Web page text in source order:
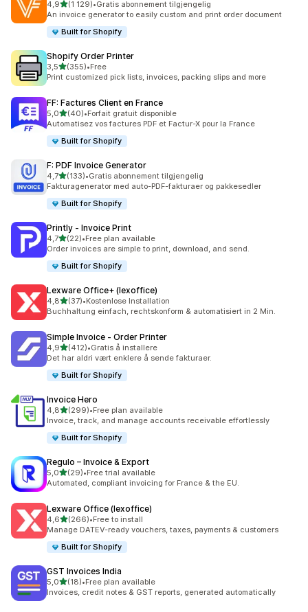
4,9av 5 stjerner
(1 129)
Totalt 1129 omtaler
•Gratis abonnement tilgjengelig
An invoice generator to easily custom and print order document
Built for Shopify
Shopify Order Printer
3,5av 5 stjerner
(355)
Totalt 355 omtaler
•Free
Print customized pick lists, invoices, packing slips and more
FF: Factures Client en France
5,0av 5 stjerner
(40)
Totalt 40 omtaler
•Forfait gratuit disponible
Automatisez vos factures PDF et Factur-X pour la France
Built for Shopify
F: PDF Invoice Generator
4,7av 5 stjerner
(133)
Totalt 133 omtaler
•Gratis abonnement tilgjengelig
Fakturagenerator med auto-PDF-fakturaer og pakkesedler
Built for Shopify
Printly ‑ Invoice Print
4,7av 5 stjerner
(22)
Totalt 22 omtaler
•Free plan available
Order invoices are simple to print, download, and send.
Built for Shopify
Lexware Office+ (lexoffice)
4,8av 5 stjerner
(37)
Totalt 37 omtaler
•Kostenlose Installation
Buchhaltung einfach, rechtskonform & automatisiert in 2 Min.
Simple Invoice ‑ Order Printer
4,9av 5 stjerner
(412)
Totalt 412 omtaler
•Gratis å installere
Det har aldri vært enklere å sende fakturaer.
Built for Shopify
Invoice Hero
4,8av 5 stjerner
(299)
Totalt 299 omtaler
•Free plan available
Invoice, track, and manage accounts receivable effortlessly
Built for Shopify
Regulo – Invoice & Export
5,0av 5 stjerner
(29)
Totalt 29 omtaler
•Free trial available
Automated, compliant invoicing for France & the EU.
Lexware Office (lexoffice)
4,6av 5 stjerner
(266)
Totalt 266 omtaler
•Free to install
Manage DATEV-ready vouchers, taxes, payments & customers
Built for Shopify
GST Invoices India
5,0av 5 stjerner
(18)
Totalt 18 omtaler
•Free plan available
Invoices, credit notes & GST reports, generated automatically